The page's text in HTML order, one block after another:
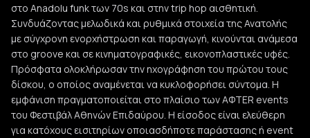
στο Anadolu funk των 70s και στην trip hop αισθητική.
Συνδυάζοντας μελωδικά και ρυθμικά στοιχεία της Ανατολής
με σύγχρονη ενορχήστρωση και παραγωγή, κινούνται ανάμεσα
στο groove και σε κινηματογραφικές, εικονοπλαστικές υφές.
Πρόσφατα ολοκλήρωσαν την ηχογράφηση του πρώτου τους
δίσκου, ο οποίος αναμένεται να κυκλοφορήσει σύντομα. Η
εμφάνιση πραγματοποιείται στο πλαίσιο των AΦTER events
του Φεστιβάλ Αθηνών Επιδαύρου. Η είσοδος είναι ελεύθερη
για κατόχους εισιτηρίων οποιασδήποτε παράστασης ή event